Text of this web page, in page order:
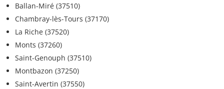
Ballan-Miré (37510)
Chambray-lès-Tours (37170)
La Riche (37520)
Monts (37260)
Saint-Genouph (37510)
Montbazon (37250)
Saint-Avertin (37550)